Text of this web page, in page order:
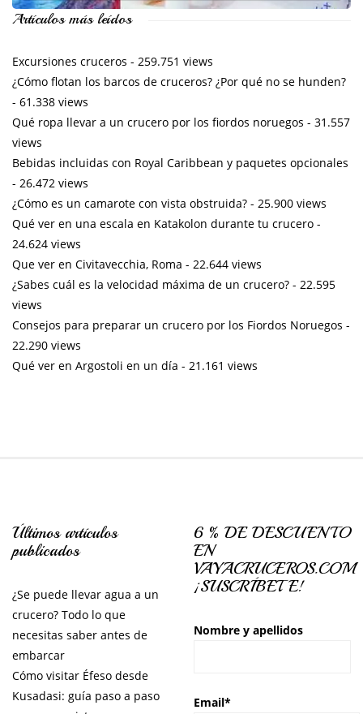
Artículos más leídos
Excursiones cruceros - 259.751 views
¿Cómo flotan los barcos de cruceros? ¿Por qué no se hunden?
- 61.338 views
Qué ropa llevar a un crucero por los fiordos noruegos - 31.557
views
Bebidas incluidas con Royal Caribbean y paquetes opcionales
- 26.472 views
¿Cómo es un camarote con vista obstruida? - 25.900 views
Qué ver en una escala en Katakolon durante tu crucero -
24.624 views
Que ver en Civitavecchia, Roma - 22.644 views
¿Sabes cuál es la velocidad máxima de un crucero? - 22.595
views
Consejos para preparar un crucero por los Fiordos Noruegos -
22.290 views
Qué ver en Argostoli en un día - 21.161 views
Últimos artículos
publicados
¿Se puede llevar agua a un
crucero? Todo lo que
necesitas saber antes de
embarcar
Cómo visitar Éfeso desde
Kusadasi: guía paso a paso
6 % DE DESCUENTO
EN
VAYACRUCEROS.COM
¡SUSCRÍBETE!
Nombre y apellidos
Email*